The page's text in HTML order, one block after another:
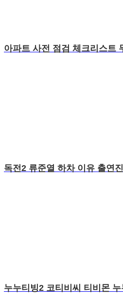
아파트 사전 점검 체크리스트
독전2 류준열 하차 이유 출연
누누티빙2 코티비씨 티비몬